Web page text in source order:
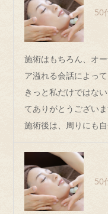
50
施術はもちろん、オ
ア溢れる会話によっ
きっと私だけではな
てありがとうございま
施術後は、周りにも
50